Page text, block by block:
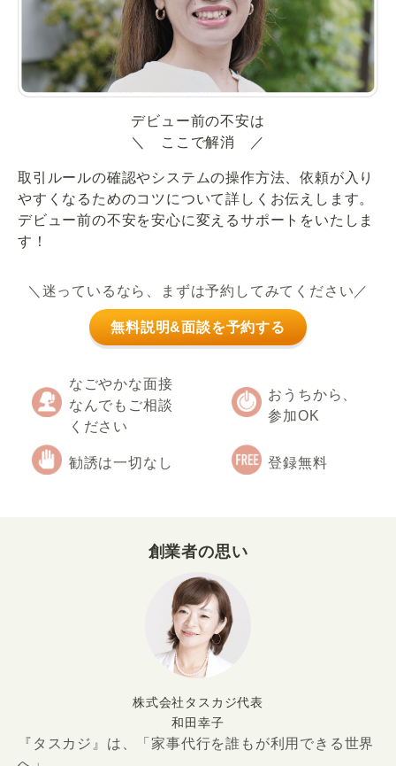
デビュー前の不安は
＼ ここで解消 ／
取引ルールの確認やシステムの操作方法、依頼が入り
やすくなるためのコツについて詳しくお伝えします。
デビュー前の不安を安心に変えるサポートをいたしま
す！
＼迷っているなら、まずは予約してみてください／
無料説明&面談を予約する
なごやかな面接
なんでもご相談
ください
おうちから、
参加OK
勧誘は一切なし 登録無料
創業者の思い
株式会社タスカジ代表
和田幸子
『タスカジ』は、「家事代行を誰もが利用できる世界